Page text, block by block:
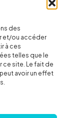
des
et/ou accéder
à ces
telles que le
ce site. Le fait de
avoir un effet